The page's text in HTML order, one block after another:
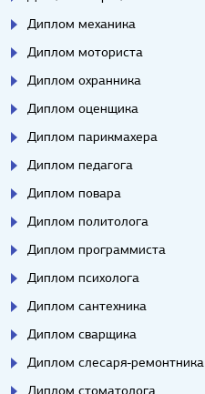
Диплом механика
Диплом моториста
Диплом охранника
Диплом оценщика
Диплом парикмахера
Диплом педагога
Диплом повара
Диплом политолога
Диплом программиста
Диплом психолога
Диплом сантехника
Диплом сварщика
Диплом слесаря-ремонтника
Диплом стоматолога